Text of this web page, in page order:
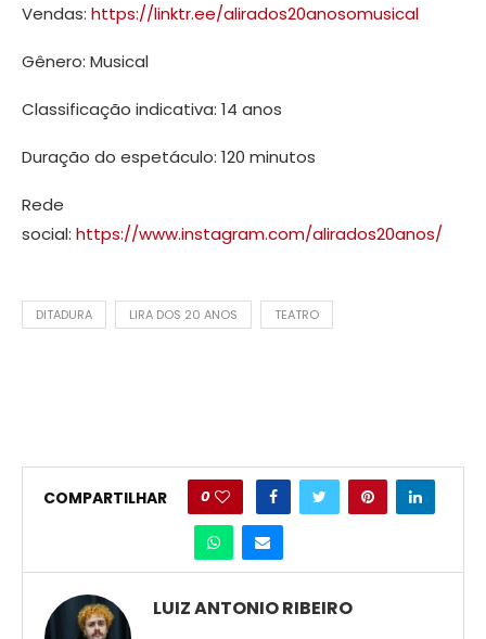
Vendas: https://linktr.ee/alirados20anosomusical
Gênero: Musical
Classificação indicativa: 14 anos
Duração do espetáculo: 120 minutos
Rede
social: https://www.instagram.com/alirados20anos/
DITADURA LIRA DOS 20 ANOS TEATRO
COMPARTILHAR 0
LUIZ ANTONIO RIBEIRO